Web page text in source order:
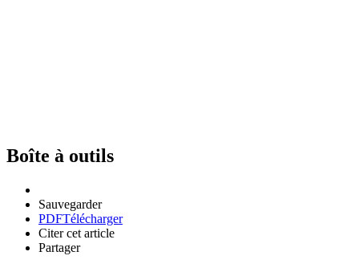
Boîte à outils
Sauvegarder
PDFTélécharger
Citer cet article
Partager